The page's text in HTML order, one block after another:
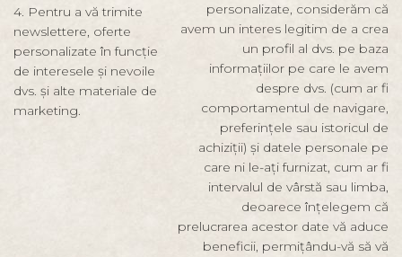
4. Pentru a vă trimite
newslettere, oferte
personalizate în funcție
de interesele și nevoile
dvs. și alte materiale de
marketing.
personalizate, considerăm că
avem un interes legitim de a crea
un profil al dvs. pe baza
informațiilor pe care le avem
despre dvs. (cum ar fi
comportamentul de navigare,
preferințele sau istoricul de
achiziții) și datele personale pe
care ni le-ați furnizat, cum ar fi
intervalul de vârstă sau limba,
deoarece înțelegem că
prelucrarea acestor date vă aduce
beneficii, permițându-vă să vă